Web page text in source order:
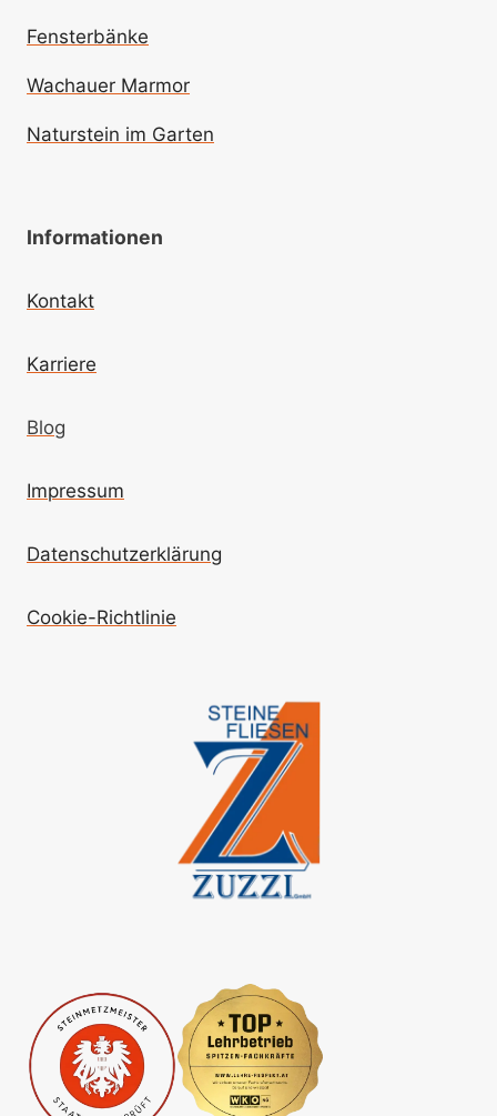
Fensterbänke
Wachauer Marmor
Naturstein im Garten
Informationen
Kontakt
Karriere
Blog
Impressum
Datenschutzerklärung
Cookie-Richtlinie